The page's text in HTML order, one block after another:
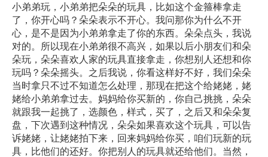
小弟弟玩，小弟弟把朵朵的玩具，比如这个金箍棒拿走
了，你开心吗？朵朵表示不开心。我问那你为什么不开
心，是不是因为小弟弟拿走了你的东西。朵朵点头，我说
对的。所以现在小弟弟很不高兴，如果以后小朋友们和朵
朵玩，朵朵喜欢人家的玩具直接拿走，你想别人还想和你
玩吗？朵朵摇头。之后我说，你看这样好不好，我们朵朵
当时拿只不过不知道怎么处理，那现在把这个给姥姥，姥
姥给小弟弟拿过去。妈妈给你买新的，你自己挑挑，朵朵
就跟我一起挑了，选颜色，样式，买了，之后又和朵朵复
盘，下次遇到这种情况，朵朵如果喜欢这个玩具，可以告
诉姥姥，让姥姥拍下来，回来妈妈给你买，咱们玩新的玩
具，比他们的还好。你把别人的玩具就还给他们。当然，